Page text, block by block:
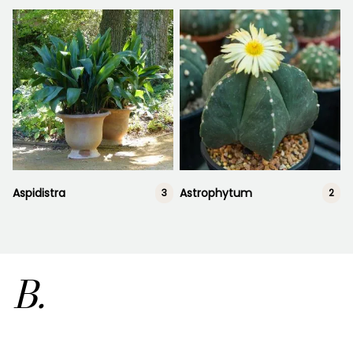
Aspidistra 3 Astrophytum 2
B.